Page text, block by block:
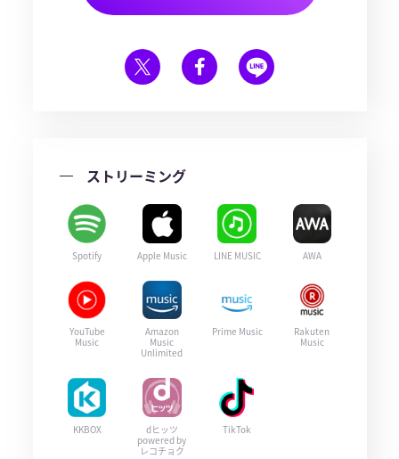
ストリーミング
Spotify Apple Music LINE MUSIC AWA
YouTube
Music
Amazon
Music
Unlimited
Prime Music
Rakuten
Music
KKBOX
dヒッツ
powered by
レコチョク
TikTok